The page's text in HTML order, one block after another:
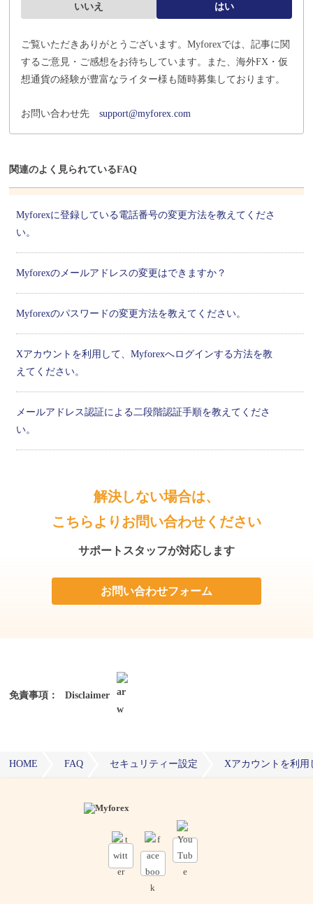
いいえ はい
ご覧いただきありがとうございます。Myforexでは、記事に関
するご意見・ご感想をお待ちしています。
また、海外FX・仮
想通貨の経験が豊富なライター様も随時募集しております。
お問い合わせ先support@myforex.com
関連のよく見られているFAQ
Myforexに登録している電話番号の変更方法を教えてくださ
い。
Myforexのメールアドレスの変更はできますか？
Myforexのパスワードの変更方法を教えてください。
Xアカウントを利用して、Myforexへログインする方法を教
えてください。
メールアドレス認証による二段階認証手順を教えてくださ
い。
解決しない場合は、
こちらよりお問い合わせください
サポートスタッフが対応します
お問い合わせフォーム
免責事項： Disclaimer
HOME FAQ セキュリティー設定 Xアカウントを利用